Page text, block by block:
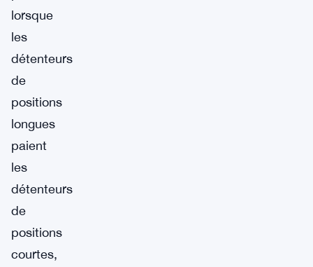
lorsque
les
détenteurs
de
positions
longues
paient
les
détenteurs
de
positions
courtes,